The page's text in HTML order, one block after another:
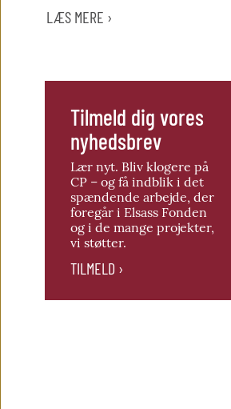
LÆS MERE ›
Tilmeld dig vores
nyhedsbrev
Lær nyt. Bliv klogere på
CP – og få indblik i det
spændende arbejde, der
foregår i Elsass Fonden
og i de mange projekter,
vi støtter.
TILMELD ›